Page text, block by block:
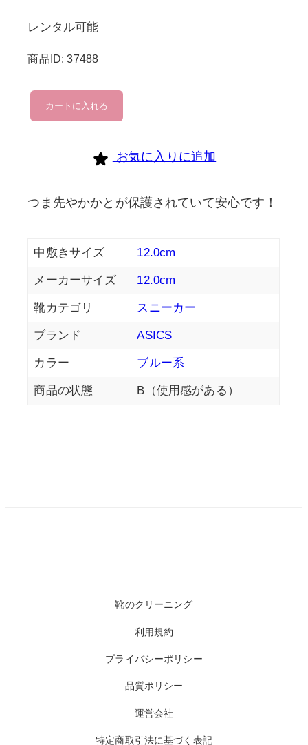
レンタル可能
商品ID: 37488
asics
個
カートに入れる
お気に入りに追加
つま先やかかとが保護されていて安心です！
中敷きサイズ 12.0cm
メーカーサイズ 12.0cm
靴カテゴリ スニーカー
ブランド ASICS
カラー ブルー系
商品の状態 B（使用感がある）
靴のクリーニング
利用規約
プライバシーポリシー
品質ポリシー
運営会社
特定商取引法に基づく表記